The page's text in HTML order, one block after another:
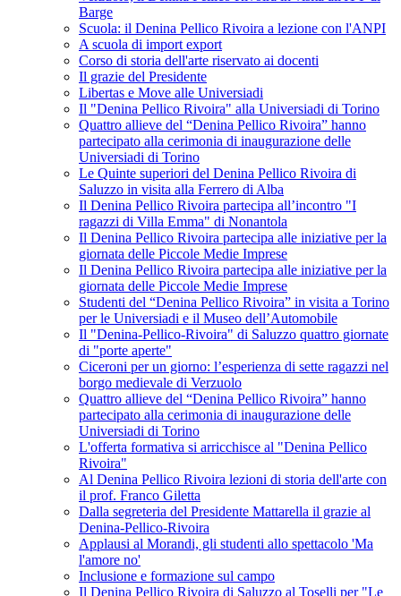
Barge
Scuola: il Denina Pellico Rivoira a lezione con l'ANPI
A scuola di import export
Corso di storia dell'arte riservato ai docenti
Il grazie del Presidente
Libertas e Move alle Universiadi
Il "Denina Pellico Rivoira" alla Universiadi di Torino
Quattro allieve del “Denina Pellico Rivoira” hanno
partecipato alla cerimonia di inaugurazione delle
Universiadi di Torino
Le Quinte superiori del Denina Pellico Rivoira di
Saluzzo in visita alla Ferrero di Alba
Il Denina Pellico Rivoira partecipa all’incontro "I
ragazzi di Villa Emma" di Nonantola
Il Denina Pellico Rivoira partecipa alle iniziative per la
giornata delle Piccole Medie Imprese
Il Denina Pellico Rivoira partecipa alle iniziative per la
giornata delle Piccole Medie Imprese
Studenti del “Denina Pellico Rivoira” in visita a Torino
per le Universiadi e il Museo dell’Automobile
Il "Denina-Pellico-Rivoira" di Saluzzo quattro giornate
di "porte aperte"
Ciceroni per un giorno: l’esperienza di sette ragazzi nel
borgo medievale di Verzuolo
Quattro allieve del “Denina Pellico Rivoira” hanno
partecipato alla cerimonia di inaugurazione delle
Universiadi di Torino
L'offerta formativa si arricchisce al "Denina Pellico
Rivoira"
Al Denina Pellico Rivoira lezioni di storia dell'arte con
il prof. Franco Giletta
Dalla segreteria del Presidente Mattarella il grazie al
Denina-Pellico-Rivoira
Applausi al Morandi, gli studenti allo spettacolo 'Ma
l'amore no'
Inclusione e formazione sul campo
Il Denina Pellico Rivoira di Saluzzo al Toselli per "Le